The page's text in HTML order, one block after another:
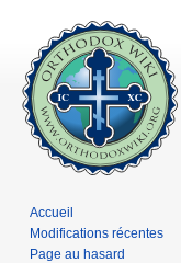
Accueil
Modifications récentes
Page au hasard